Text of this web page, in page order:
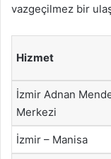
vazgeçilmez bir
Hizmet
İzmir Adnan
Merkezi
İzmir – Manisa